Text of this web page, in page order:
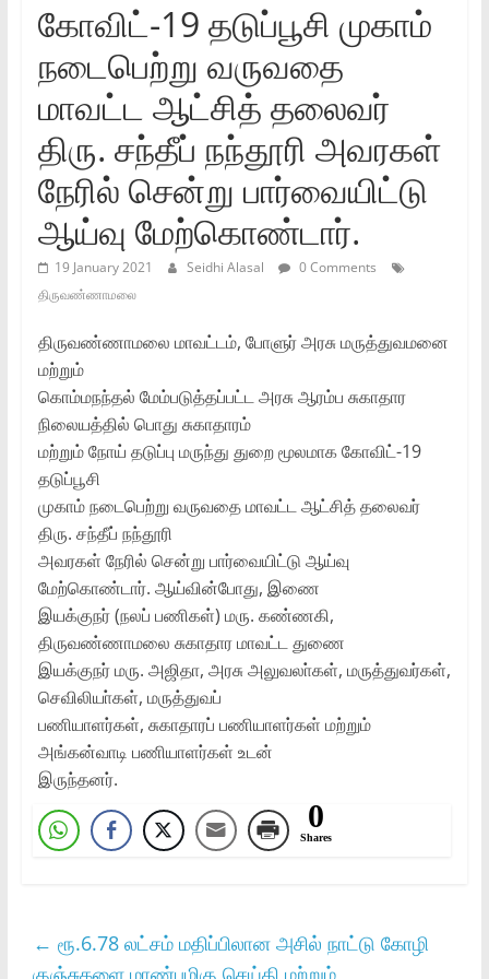
கோவிட்‌-19 தடுப்பூசி முகாம்‌
நடைபெற்று வருவதை
மாவட்ட ஆட்சித்‌ தலைவர்‌
திரு. சந்தீப்‌ நந்தூரி அவரகள்‌
நேரில்‌ சென்று பார்வையிட்டு
ஆய்வு மேற்கொண்டார்‌.
19 January 2021 Seidhi Alasal
0 Comments
திருவண்ணாமலை
திருவண்ணாமலை மாவட்டம்‌, போளுர்‌ அரசு மருத்துவமனை
மற்றும்‌
கொம்மநந்தல்‌ மேம்படுத்தப்பட்ட அரசு ஆரம்ப சுகாதார
நிலையத்தில்‌ பொது சுகாதாரம்‌
மற்றும்‌ நோய்‌ தடுப்பு மருந்து துறை மூலமாக கோவிட்‌-19
தடுப்பூசி
முகாம்‌ நடைபெற்று வருவதை மாவட்ட ஆட்சித்‌ தலைவர்‌
திரு. சந்தீப்‌ நந்தூரி
அவரகள்‌ நேரில்‌ சென்று பார்வையிட்டு ஆய்வு
மேற்கொண்டார்‌. ஆய்வின்போது, இணை
இயக்குநர்‌ (நலப்‌ பணிகள்‌) மரு. கண்ணகி,
திருவண்ணாமலை சுகாதார மாவட்ட துணை
இயக்குநர்‌ மரு. அஜிதா, அரசு அலுவலா்கள்‌, மருத்துவர்கள்‌,
செவிலியா்கள்‌, மருத்துவப்‌
பணியாளர்கள்‌, சுகாதாரப்‌ பணியாளர்கள்‌ மற்றும்‌
அங்கன்வாடி பணியாளர்கள்‌ உடன்‌
இருந்தனர்‌.
0
Shares
← ரூ.6.78 லட்சம்‌ மதிப்பிலான அசில்‌ நாட்டு கோழி
குஞ்சுகளை மாண்புமிகு செய்தி மற்றும்‌